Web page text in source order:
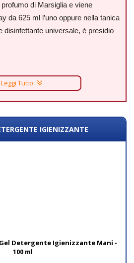
di Marsiglia e viene
da 625 ml l’uno oppure nella tanica
disinfettante universale, è presidio
Leggi Tutto
IGIENIZZANTE
Detergente Igienizzante Mani -
100 ml